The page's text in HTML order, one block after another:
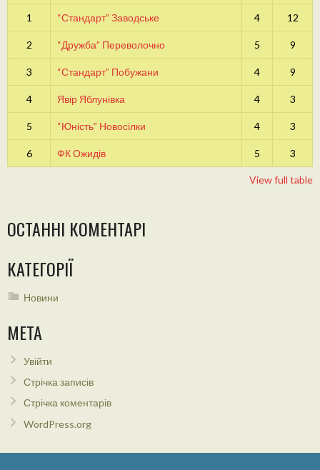
1 “Стандарт” Заводське 4 12
2 “Дружба” Переволочно 5 9
3 “Стандарт” Побужани 4 9
4 Явір Яблунівка 4 3
5 “Юність” Новосілки 4 3
6 ФК Ожидів 5 3
View full table
ОСТАННІ КОМЕНТАРІ
КАТЕГОРІЇ
Новини
МЕТА
Увійти
Стрічка записів
Стрічка коментарів
WordPress.org